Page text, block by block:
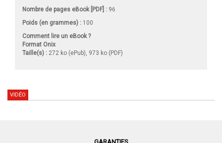
Nombre de pages eBook [PDF] : 96
Poids (en grammes) : 100
Comment lire un eBook ?
Format Onix
Taille(s) : 272 ko (ePub), 973 ko (PDF)
VIDÉO